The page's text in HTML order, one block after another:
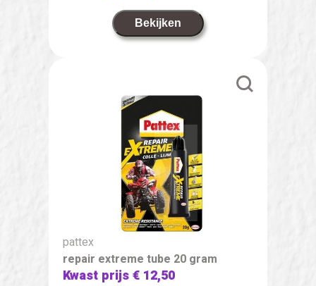
Bekijken
pattex
repair extreme tube 20 gram
Kwast prijs€ 12,50